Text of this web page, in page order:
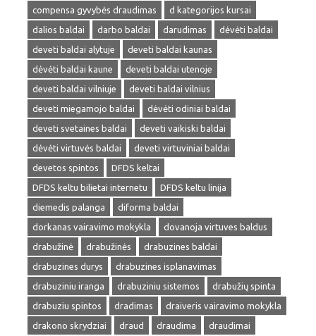
compensa gyvybės draudimas
d kategorijos kursai
dalios baldai
darbo baldai darudimas
dėvėti baldai
deveti baldai alytuje
deveti baldai kaunas
dėvėti baldai kaune
deveti baldai utenoje
deveti baldai vilniuje
deveti baldai vilnius
deveti miegamojo baldai
dėvėti odiniai baldai
deveti svetaines baldai
deveti vaikiski baldai
dėvėti virtuvės baldai
deveti virtuviniai baldai
devetos spintos
DFDS keltai
DFDS keltu bilietai internetu
DFDS keltu linija
diemedis palanga
diforma baldai
dorkanas vairavimo mokykla
dovanoja virtuves baldus
drabužinė
drabužinės
drabuzines baldai
drabuzines durys
drabuzines isplanavimas
drabuziniu iranga
drabuziniu sistemos
drabužių spinta
drabuziu spintos
dradimas
draiveris vairavimo mokykla
drakono skrydziai
draud draudima
draudimai